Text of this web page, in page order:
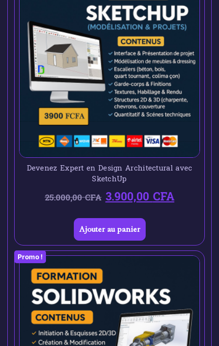
Devenez Expert en Design Architectural avec
SketchUp
25.000,00CFA 3.900,00CFA
Ajouter au panier
Promo !